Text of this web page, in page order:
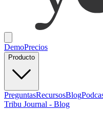
DemoPrecios
Producto
PreguntasRecursosBlog
Tribu Journal - Blog